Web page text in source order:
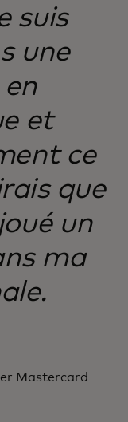
suis
une
et
ce
que
un
ma
Mastercard